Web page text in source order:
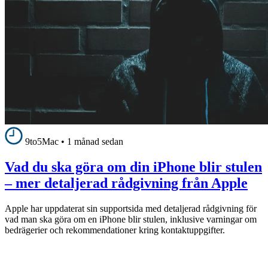
9to5Mac • 1 månad sedan
Vad du ska göra om din iPhone blir stulen
– mer detaljerad rådgivning från Apple
Apple har uppdaterat sin supportsida med detaljerad rådgivning för
vad man ska göra om en iPhone blir stulen, inklusive varningar om
bedrägerier och rekommendationer kring kontaktuppgifter.